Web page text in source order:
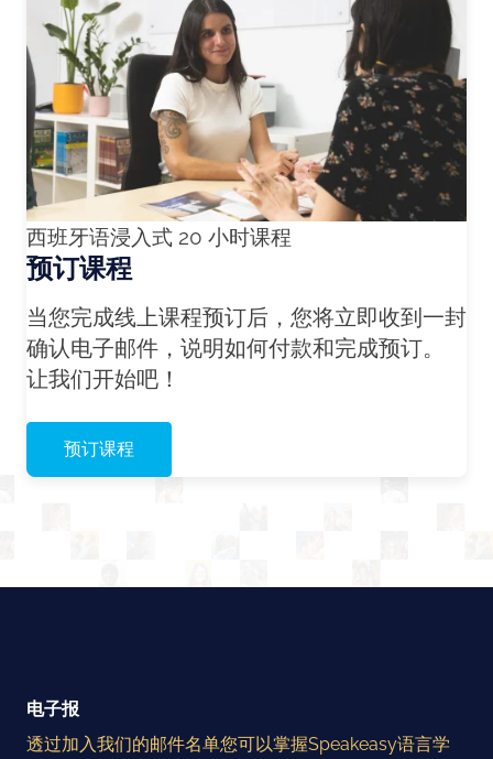
西班牙语浸入式 20 小时课程
预订课程
当您完成线上课程预订后，您将立即收到一封
确认电子邮件，说明如何付款和完成预订。
让我们开始吧！
预订课程
电子报
透过加入我们的邮件名单您可以掌握Speakeasy语言学